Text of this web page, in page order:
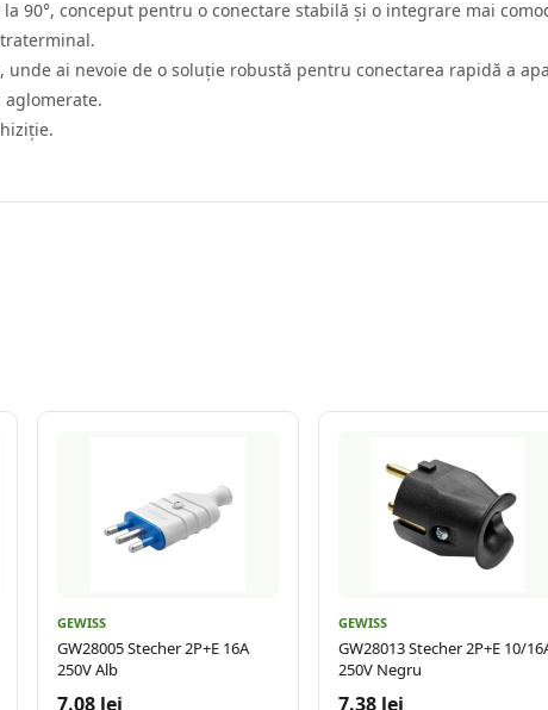
90°, conceput pentru o conectare stabilă și o integrare mai
ai nevoie de o soluție robustă pentru conectarea rapidă a
GEWISS
GW28005 Stecher 2P+E 16A
250V Alb
7.08 lei
GEWISS
GW28013 Stecher 2P+E 10/
250V Negru
7.38 lei